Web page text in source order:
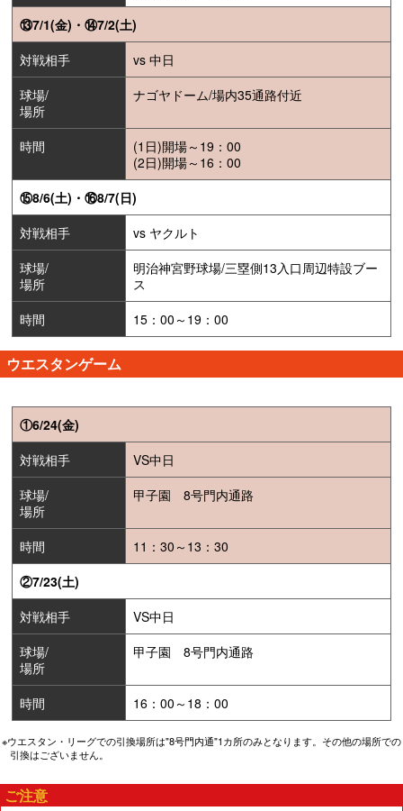
⑬7/1(金)・⑭7/2(土)
対戦相手
vs 中日
球場/
場所
ナゴヤドーム/場内35通路付近
時間
(1日)開場～19：00
(2日)開場～16：00
⑮8/6(土)・⑯8/7(日)
対戦相手
vs ヤクルト
球場/
場所
明治神宮野球場/三塁側13入口周辺特設ブー
ス
時間
15：00～19：00
ウエスタンゲーム
①6/24(金)
対戦相手
VS中日
球場/
場所
甲子園 8号門内通路
時間
11：30～13：30
②7/23(土)
対戦相手
VS中日
球場/
場所
甲子園 8号門内通路
時間 16：00～18：00
※ウエスタン・リーグでの引換場所は"8号門内通"1カ所のみとなります。その他の場所での
引換はございません。
ご注意